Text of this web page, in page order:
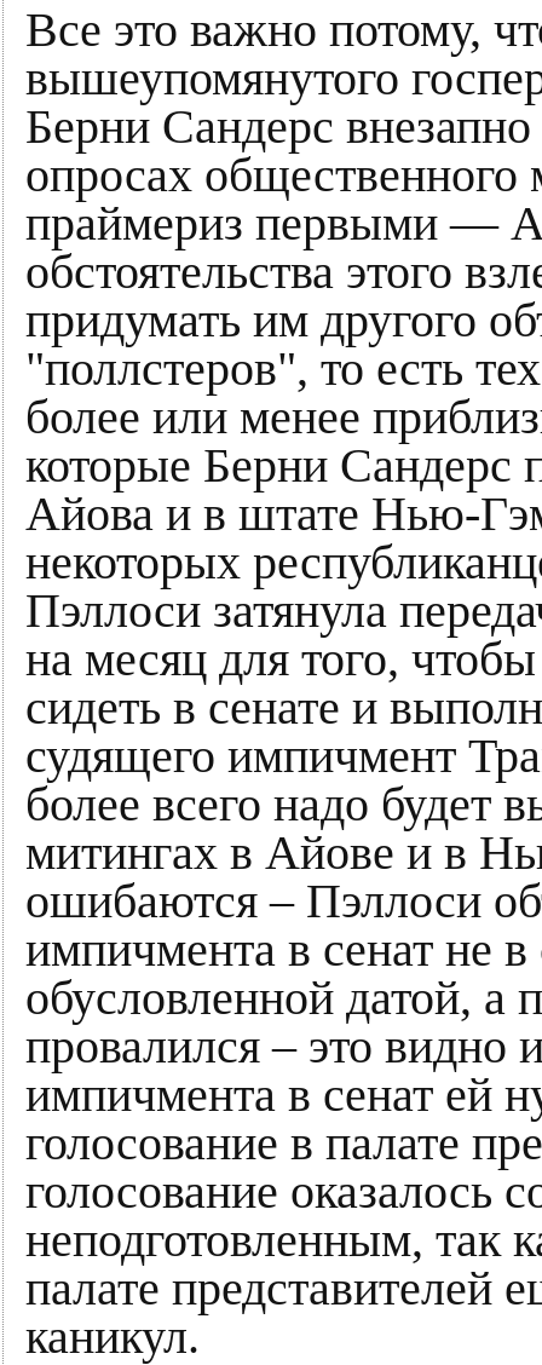
Все это важно потому,
вышеупомянутого
Берни Сандерс
опросах
праймериз первыми —
обстоятельства этого
придумать им другого
"поллстеров", то есть
более или менее
которые Берни Сандерс
Айова и в штате Нью-
некоторых
Пэллоси затянула
на месяц для того,
сидеть в сенате и
судящего импичмент
более всего надо будет
митингах в Айове и в
ошибаются – Пэллоси
импичмента в сенат не в
обусловленной датой, а
провалился – это видно
импичмента в сенат ей
голосование в палате
голосование оказалось
неподготовленным, так
палате представителей
каникул.